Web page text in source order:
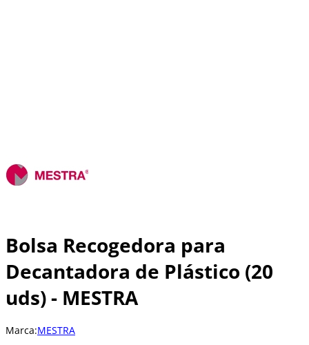
Bolsa Recogedora para
Decantadora de Plástico (20
uds) - MESTRA
Marca:MESTRA